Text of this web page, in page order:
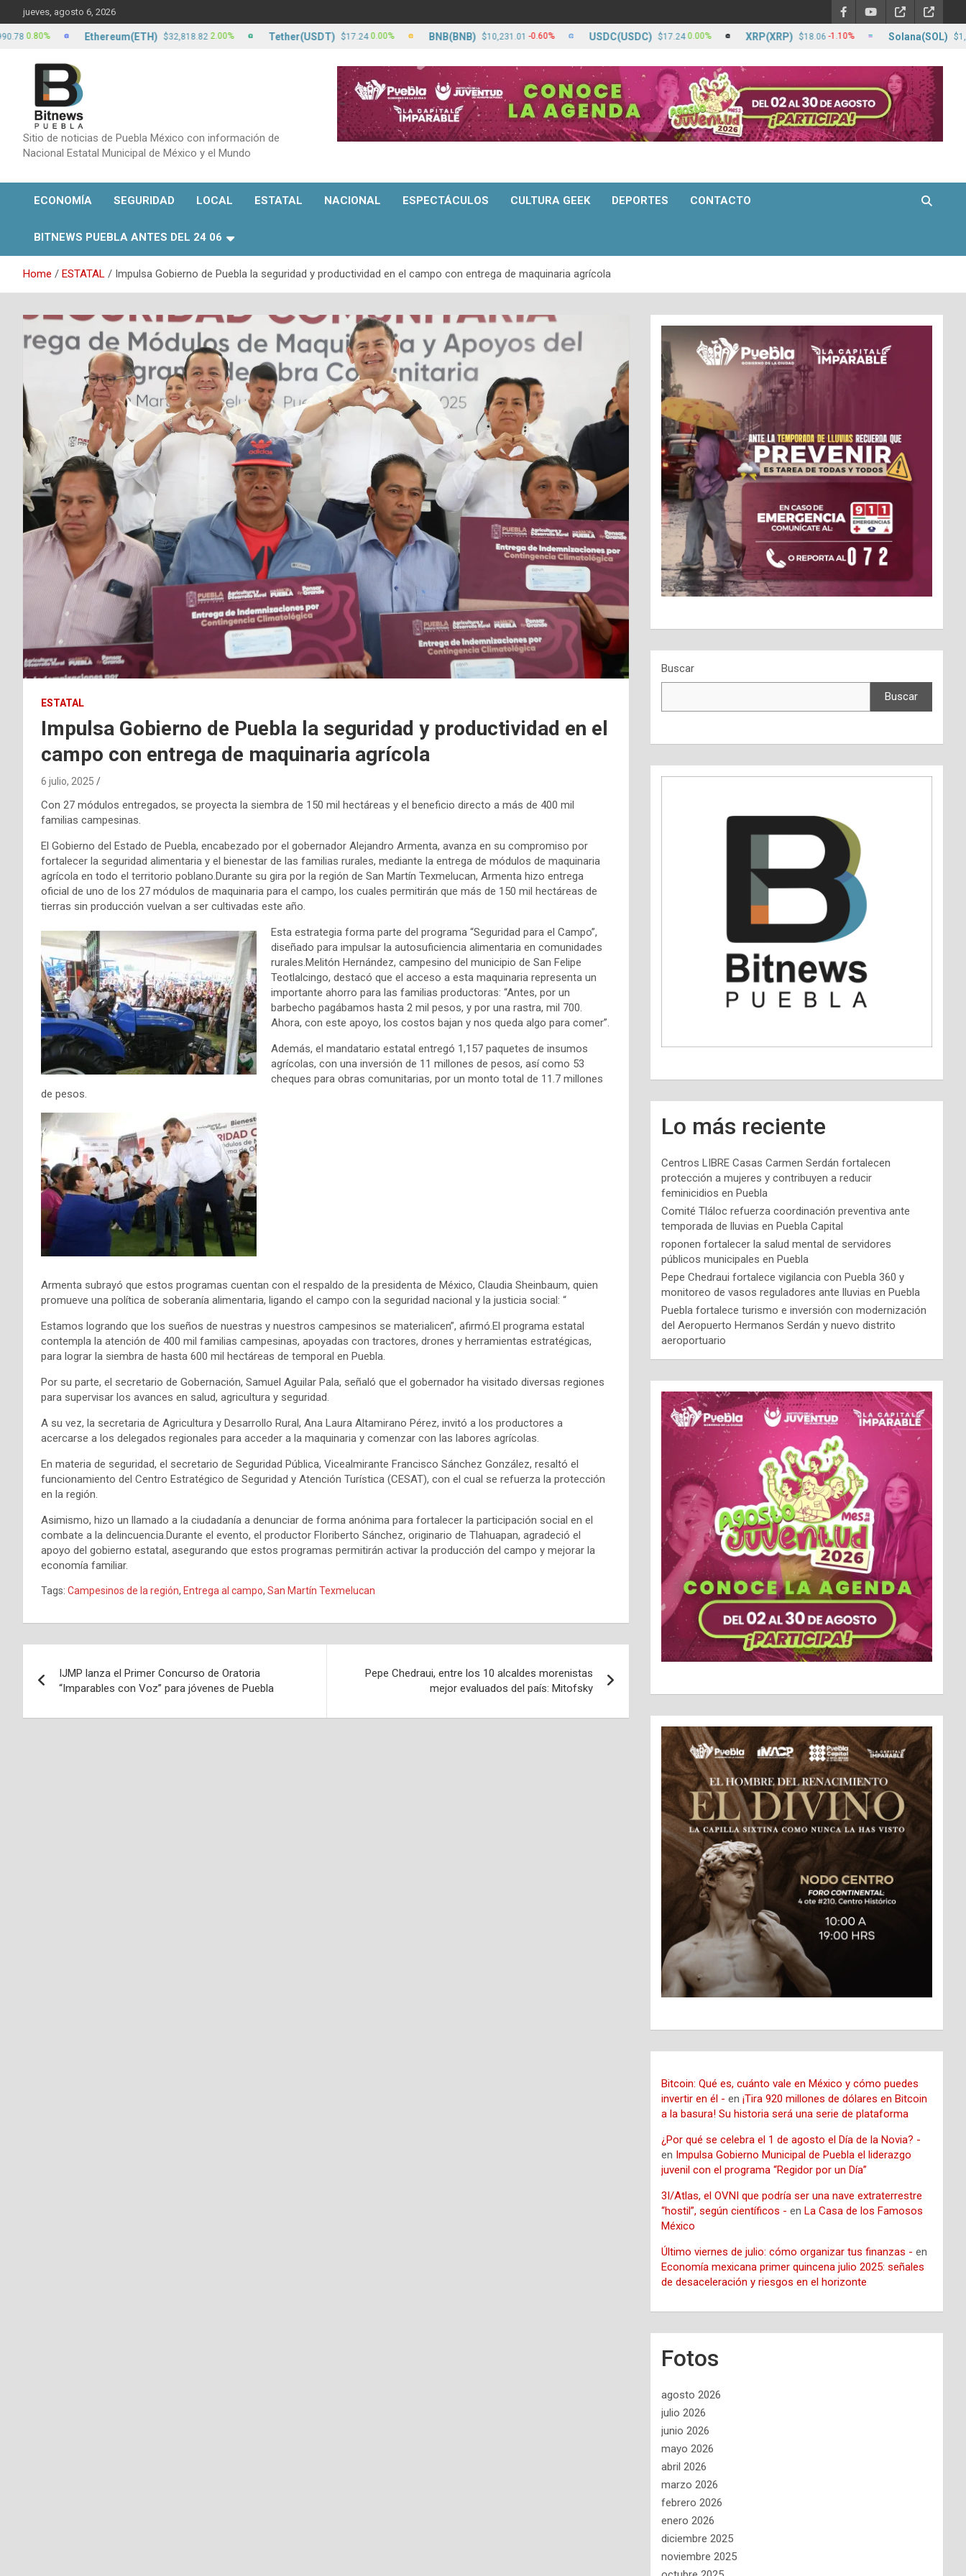
to
content
jueves, agosto 6, 2026
Sitio de noticias de Puebla México con información de
Nacional Estatal Municipal de México y el Mundo
ECONOMÍA SEGURIDAD LOCAL ESTATAL NACIONAL ESPECTÁCULOS CULTURA GEEK DEPORTES CONTACTO
BITNEWS PUEBLA ANTES DEL 24 06
Home ESTATAL Impulsa Gobierno de Puebla la seguridad y productividad en el campo con entrega de maquinaria agrícola
ESTATAL
Impulsa Gobierno de Puebla la seguridad y productividad en el
campo con entrega de maquinaria agrícola
6 julio, 2025
Con 27 módulos entregados, se proyecta la siembra de 150 mil hectáreas y el beneficio directo a más de 400 mil
familias campesinas.
El Gobierno del Estado de Puebla, encabezado por el gobernador Alejandro Armenta, avanza en su compromiso por
fortalecer la seguridad alimentaria y el bienestar de las familias rurales, mediante la entrega de módulos de maquinaria
agrícola en todo el territorio poblano.Durante su gira por la región de San Martín Texmelucan, Armenta hizo entrega
oficial de uno de los 27 módulos de maquinaria para el campo, los cuales permitirán que más de 150 mil hectáreas de
tierras sin producción vuelvan a ser cultivadas este año.
Esta estrategia forma parte del programa “Seguridad para el Campo”,
diseñado para impulsar la autosuficiencia alimentaria en comunidades
rurales.Melitón Hernández, campesino del municipio de San Felipe
Teotlalcingo, destacó que el acceso a esta maquinaria representa un
importante ahorro para las familias productoras: “Antes, por un
barbecho pagábamos hasta 2 mil pesos, y por una rastra, mil 700.
Ahora, con este apoyo, los costos bajan y nos queda algo para comer”.
Además, el mandatario estatal entregó 1,157 paquetes de insumos
agrícolas, con una inversión de 11 millones de pesos, así como 53
cheques para obras comunitarias, por un monto total de 11.7 millones
de pesos.
Armenta subrayó que estos programas cuentan con el respaldo de la presidenta de México, Claudia Sheinbaum, quien
promueve una política de soberanía alimentaria, ligando el campo con la seguridad nacional y la justicia social: “
Estamos logrando que los sueños de nuestras y nuestros campesinos se materialicen”, afirmó.El programa estatal
contempla la atención de 400 mil familias campesinas, apoyadas con tractores, drones y herramientas estratégicas,
para lograr la siembra de hasta 600 mil hectáreas de temporal en Puebla.
Por su parte, el secretario de Gobernación, Samuel Aguilar Pala, señaló que el gobernador ha visitado diversas regiones
para supervisar los avances en salud, agricultura y seguridad.
A su vez, la secretaria de Agricultura y Desarrollo Rural, Ana Laura Altamirano Pérez, invitó a los productores a
acercarse a los delegados regionales para acceder a la maquinaria y comenzar con las labores agrícolas.
En materia de seguridad, el secretario de Seguridad Pública, Vicealmirante Francisco Sánchez González, resaltó el
funcionamiento del Centro Estratégico de Seguridad y Atención Turística (CESAT), con el cual se refuerza la protección
en la región.
Asimismo, hizo un llamado a la ciudadanía a denunciar de forma anónima para fortalecer la participación social en el
combate a la delincuencia.Durante el evento, el productor Floriberto Sánchez, originario de Tlahuapan, agradeció el
apoyo del gobierno estatal, asegurando que estos programas permitirán activar la producción del campo y mejorar la
economía familiar.
Tags: Campesinos de la región, Entrega al campo, San Martín Texmelucan
de
entradas
IJMP lanza el Primer Concurso de Oratoria
“Imparables con Voz” para jóvenes de Puebla
Pepe Chedraui, entre los 10 alcaldes morenistas
mejor evaluados del país: Mitofsky
Buscar
Buscar
Lo más reciente
Centros LIBRE Casas Carmen Serdán fortalecen
protección a mujeres y contribuyen a reducir
feminicidios en Puebla
Comité Tláloc refuerza coordinación preventiva ante
temporada de lluvias en Puebla Capital
roponen fortalecer la salud mental de servidores
públicos municipales en Puebla
Pepe Chedraui fortalece vigilancia con Puebla 360 y
monitoreo de vasos reguladores ante lluvias en Puebla
Puebla fortalece turismo e inversión con modernización
del Aeropuerto Hermanos Serdán y nuevo distrito
aeroportuario
Bitcoin: Qué es, cuánto vale en México y cómo puedes
invertir en él - en¡Tira 920 millones de dólares en Bitcoin
a la basura! Su historia será una serie de plataforma
¿Por qué se celebra el 1 de agosto el Día de la Novia? -
en Impulsa Gobierno Municipal de Puebla el liderazgo
juvenil con el programa “Regidor por un Día”
3I/Atlas, el OVNI que podría ser una nave extraterrestre
“hostil”, según científicos - enLa Casa de los Famosos
México
Último viernes de julio: cómo organizar tus finanzas - en
Economía mexicana primer quincena julio 2025: señales
de desaceleración y riesgos en el horizonte
Fotos
agosto 2026
julio 2026
junio 2026
mayo 2026
abril 2026
marzo 2026
febrero 2026
enero 2026
diciembre 2025
noviembre 2025
Ethereum(ETH) $32,818.82 2.00% Tether(USDT) $17.24 0.00% BNB(BNB) $10,231.01 -0.60% USDC(USDC) $17.24 0.00% XRP(XRP) $18.06 -1.10% Solana(SOL) $1,264.34